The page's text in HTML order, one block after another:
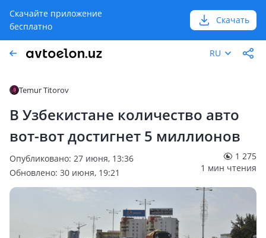
Скачайте приложение
бесплатно
Скачать
RU
Temur Titorov
В Узбекистане количество авто
вот-вот достигнет 5 миллионов
Опубликовано: 27 июня, 13:36
Обновлено: 30 июня, 19:21
1 275
1 мин чтения